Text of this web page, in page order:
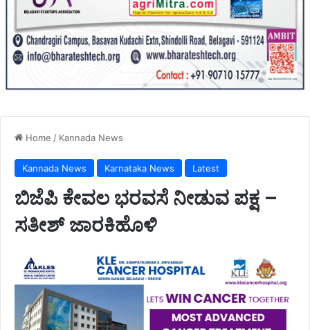
Home / Kannada News
Kannada News Karnataka News Latest
ಬಿಜೆಪಿ ಕೇವಲ ಭರವಸೆ ನೀಡುವ ಪಕ್ಷ –
ಸತೀಶ್ ಜಾರಕಿಹೊಳಿ